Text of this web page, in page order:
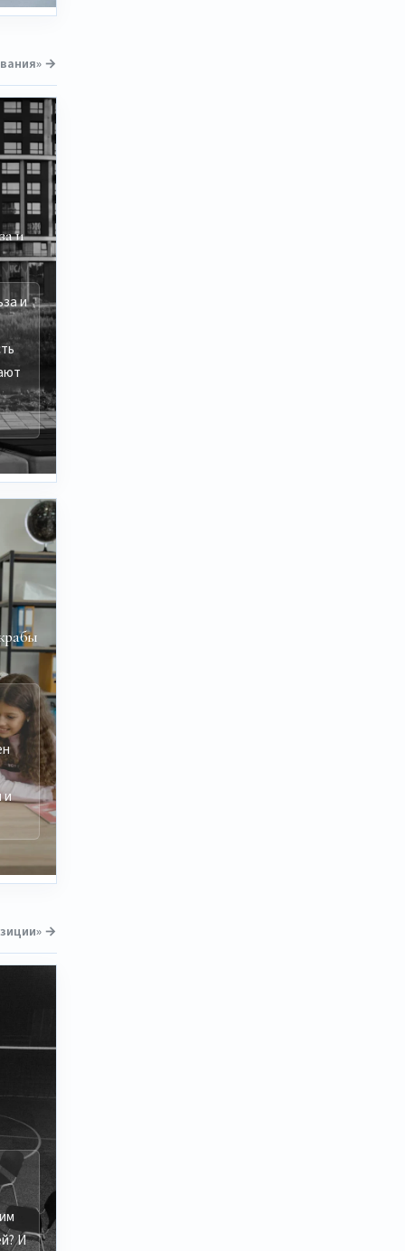
→
и
и
и
→
И